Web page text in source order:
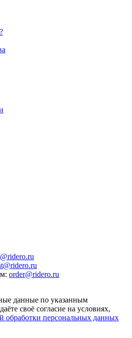
: order@ridero.ru
данные по указанным
своё согласие на условиях,
обработки персональных данных